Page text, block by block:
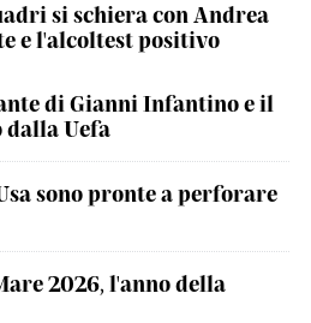
si schiera con Andrea
e l'alcoltest positivo
di Gianni Infantino e il
Uefa
sono pronte a perforare
2026, l'anno della